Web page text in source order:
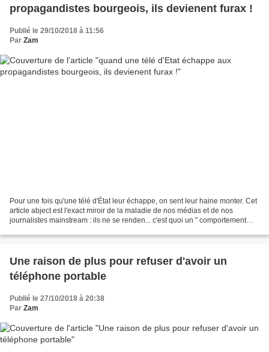
propagandistes bourgeois, ils devienent furax !
Publié le 29/10/2018 à 11:56
Par Zam
Pour une fois qu'une télé d'État leur échappe, on sent leur haine monter. Cet
article abject est l'exact miroir de la maladie de nos médias et de nos
journalistes mainstream : ils ne se renden... c'est quoi un " comportement
Une raison de plus pour refuser d'avoir un
téléphone portable
Publié le 27/10/2018 à 20:38
Par Zam